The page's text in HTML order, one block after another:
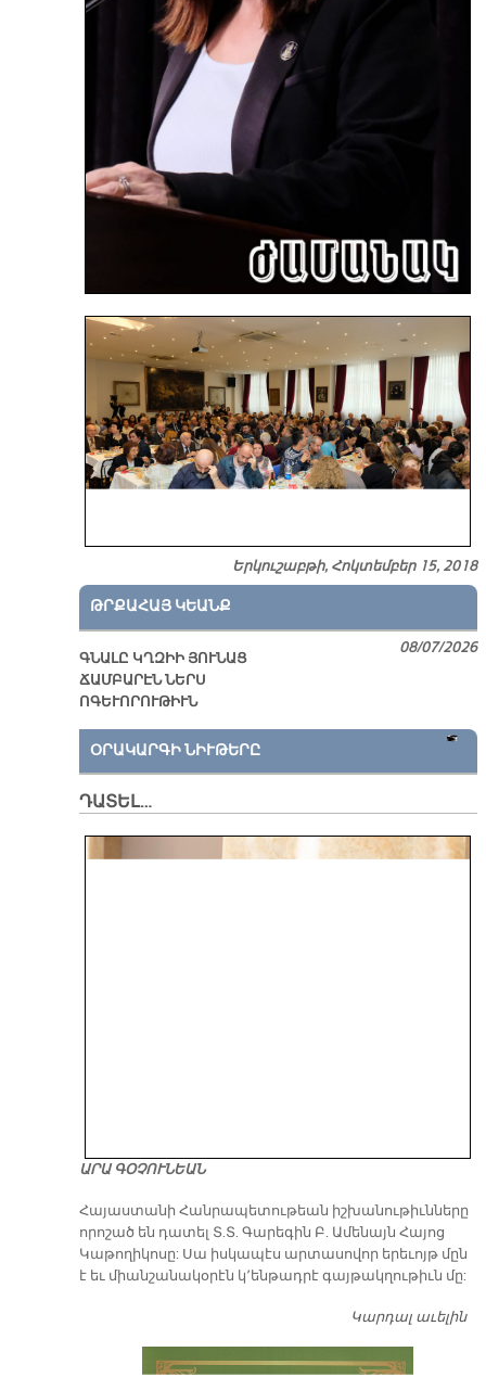
Երկուշաբթի, Հոկտեմբեր 15, 2018
ԹՐՔԱՀԱՅ ԿԵԱՆՔ
ԳՆԱԼԸ ԿՂԶԻԻ ՅՈՒՆԱՑ
ՃԱՄԲԱՐԷՆ ՆԵՐՍ
ՈԳԵՒՈՐՈՒԹԻՒՆ
08/07/2026
ՕՐԱԿԱՐԳԻ ՆԻՒԹԵՐԸ
ԴԱՏԵԼ…
ԱՐԱ ԳՕՉՈՒՆԵԱՆ
​Հայաստանի Հանրապետութեան իշխանութիւնները
որոշած են դատել Տ.Տ. Գարեգին Բ. Ամենայն Հայոց
Կաթողիկոսը: Սա իսկապէս արտասովոր երեւոյթ մըն
է եւ միանշանակօրէն կ՚ենթադրէ գայթակղութիւն մը:
Կարդալ աւելին